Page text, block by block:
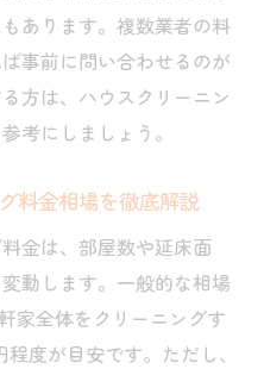
あります。複数業者の料
事前に問い合わせるのが
方は、ハウスクリーニン
考にしましょう。
料金相場を徹底解説
金は、部屋数や延床面
動します。一般的な相場
家全体をクリーニングす
度が目安です。ただし、